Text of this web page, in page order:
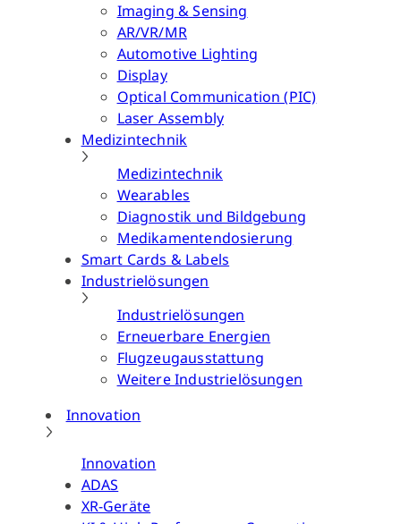
Imaging & Sensing
AR/VR/MR
Automotive Lighting
Display
Optical Communication (PIC)
Laser Assembly
Medizintechnik
Medizintechnik
Wearables
Diagnostik und Bildgebung
Medikamentendosierung
Smart Cards & Labels
Industrielösungen
Industrielösungen
Erneuerbare Energien
Flugzeugausstattung
Weitere Industrielösungen
Innovation
Innovation
ADAS
XR-Geräte